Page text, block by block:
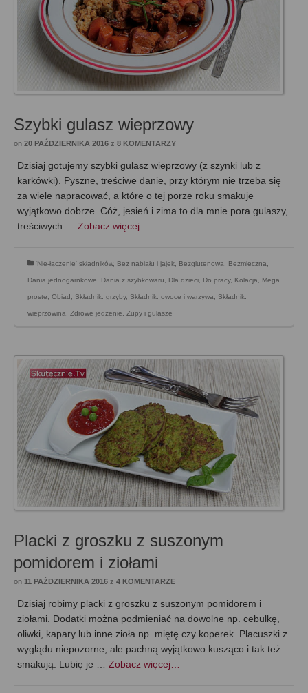
Szybki gulasz wieprzowy
on 20 PAŹDZIERNIKA 2016 z 8 KOMENTARZY
Dzisiaj gotujemy szybki gulasz wieprzowy (z szynki lub z
karkówki). Pyszne, treściwe danie, przy którym nie trzeba się
za wiele napracować, a które o tej porze roku smakuje
wyjątkowo dobrze. Cóż, jesień i zima to dla mnie pora gulaszy,
treściwych … Zobacz więcej…
'Nie-łączenie' składników, Bez nabiału i jajek Bezglutenowa Bezmleczna
Dania jednogarnkowe Dania z szybkowaru Dla dzieci Do pracy, Kolacja Mega
proste Obiad Składnik: grzyby, Składnik: owoce i warzywa Składnik:
wieprzowina Zdrowe jedzenie Zupy i gulasze
Placki z groszku z suszonym
pomidorem i ziołami
on 11 PAŹDZIERNIKA 2016 z 4 KOMENTARZE
Dzisiaj robimy placki z groszku z suszonym pomidorem i
ziołami. Dodatki można podmieniać na dowolne np. cebulkę,
oliwki, kapary lub inne zioła np. miętę czy koperek. Placuszki z
wyglądu niepozorne, ale pachną wyjątkowo kusząco i tak też
smakują. Lubię je … Zobacz więcej…